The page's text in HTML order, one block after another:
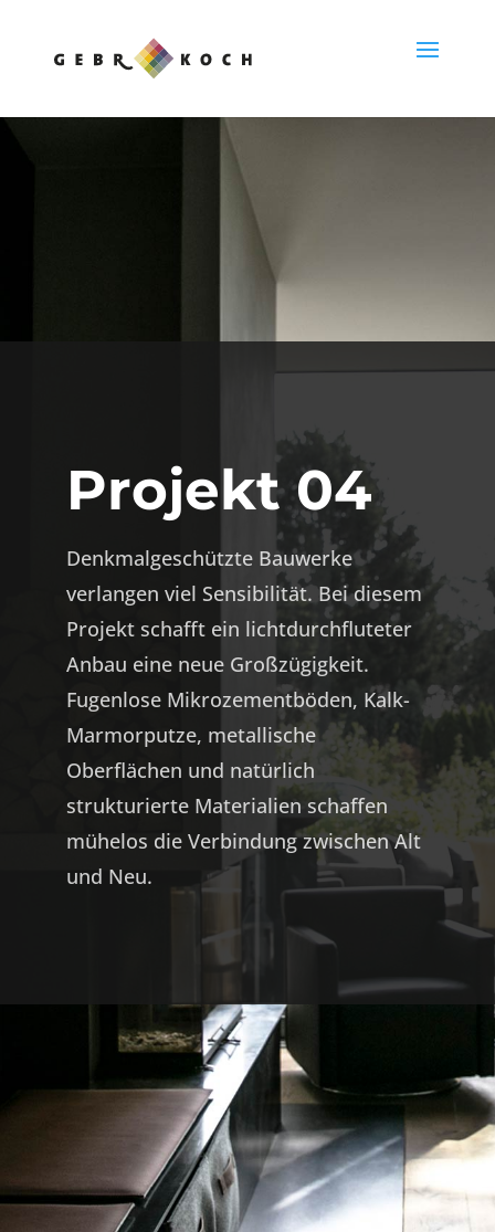
Projekt 04
Denkmalgeschützte Bauwerke
verlangen viel Sensibilität. Bei diesem
Projekt schafft ein lichtdurchfluteter
Anbau eine neue Großzügigkeit.
Fugenlose Mikrozementböden, Kalk-
Marmorputze, metallische
Oberflächen und natürlich
strukturierte Materialien schaffen
mühelos die Verbindung zwischen Alt
und Neu.